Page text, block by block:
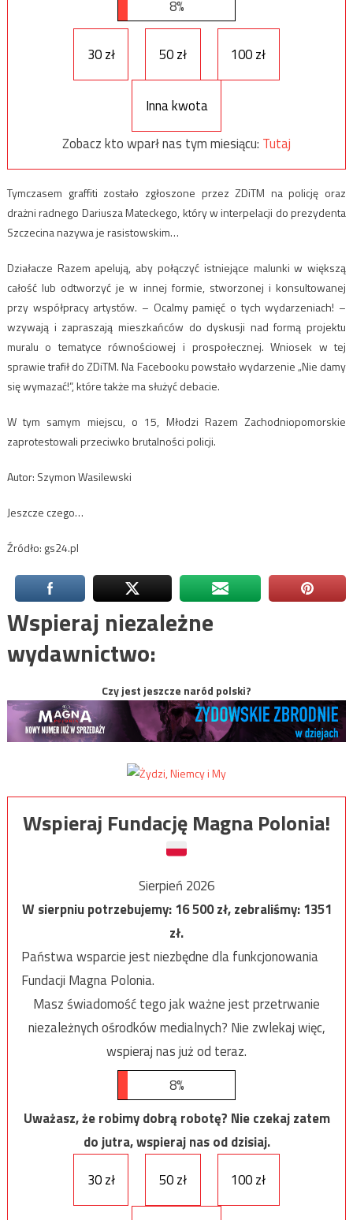
8%
30 zł 50 zł 100 zł
Inna kwota
Zobacz kto wparł nas tym miesiącu: Tutaj
Tymczasem graffiti zostało zgłoszone przez ZDiTM na policję oraz
drażni radnego Dariusza Mateckego, który w interpelacji do prezydenta
Szczecina nazywa je rasistowskim…
Działacze Razem apelują, aby połączyć istniejące malunki w większą
całość lub odtworzyć je w innej formie, stworzonej i konsultowanej
przy współpracy artystów. – Ocalmy pamięć o tych wydarzeniach! –
wzywają i zapraszają mieszkańców do dyskusji nad formą projektu
muralu o tematyce równościowej i prospołecznej. Wniosek w tej
sprawie trafił do ZDiTM. Na Facebooku powstało wydarzenie „Nie damy
się wymazać!”, które także ma służyć debacie.
W tym samym miejscu, o 15, Młodzi Razem Zachodniopomorskie
zaprotestowali przeciwko brutalności policji.
Autor: Szymon Wasilewski
Jeszcze czego…
Źródło: gs24.pl
Wspieraj niezależne
wydawnictwo:
Czy jest jeszcze naród polski?
Wspieraj Fundację Magna Polonia!
Sierpień 2026
W sierpniu potrzebujemy:16 500zł, zebraliśmy:1351
zł.
Państwa wsparcie jest niezbędne dla funkcjonowania
Fundacji Magna Polonia.
Masz świadomość tego jak ważne jest przetrwanie
niezależnych ośrodków medialnych? Nie zwlekaj więc,
wspieraj nas już od teraz.
8%
Uważasz, że robimy dobrą robotę? Nie czekaj zatem
do jutra, wspieraj nas od dzisiaj.
30 zł
50 zł 100 zł